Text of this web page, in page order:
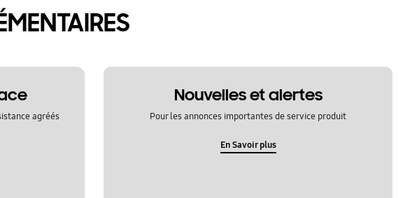
agréés
Nouvelles et alertes
Pour les annonces importantes de service produit
En Savoir plus